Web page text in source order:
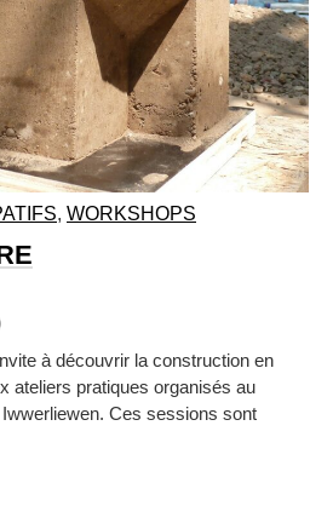
, WORKSHOPS
à découvrir la construction en
ateliers pratiques organisés au
Ces sessions sont